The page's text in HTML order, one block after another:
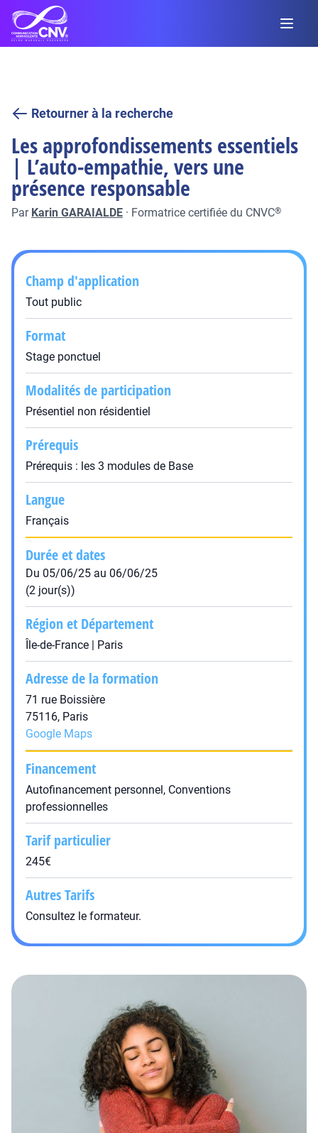
Retourner à la recherche
Les approfondissements essentiels
| L’auto-empathie, vers une
présence responsable
Par Karin GARAIALDE · Formatrice certifiée du CNVC®
Champ d'application
Tout public
Format
Stage ponctuel
Modalités de participation
Présentiel non résidentiel
Prérequis
Prérequis : les 3 modules de Base
Langue
Français
Durée et dates
Du 05/06/25 au 06/06/25
(2 jour(s))
Région et Département
Île-de-France | Paris
Adresse de la formation
71 rue Boissière
75116, Paris
Google Maps
Financement
Autofinancement personnel, Conventions
professionnelles
Tarif particulier
245€
Autres Tarifs
Consultez le formateur.